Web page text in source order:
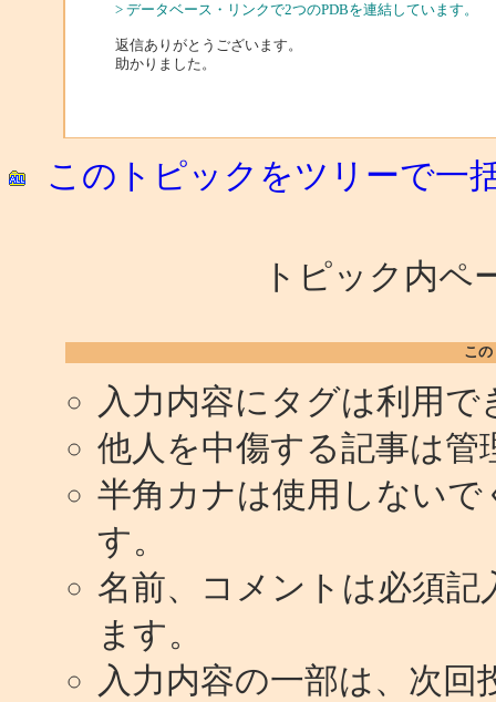
> データベース・リンクで2つのPDBを連結しています。
返信ありがとうございます。
助かりました。
このトピックをツリーで一
トピック内
こ
入力内容にタグは利用で
他人を中傷する記事は
半角カナは使用しない
す。
名前、コメントは必須
ます。
入力内容の一部は、次